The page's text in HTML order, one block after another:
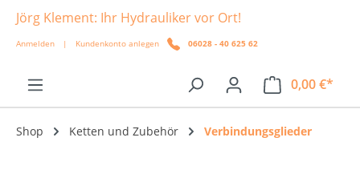
springen
Jörg Klement: Ihr Hydrauliker vor Ort!
Anmelden | Kundenkonto anlegen 06028 - 40 625 62
0,00 €*
Shop Ketten und Zubehör Verbindungsglieder